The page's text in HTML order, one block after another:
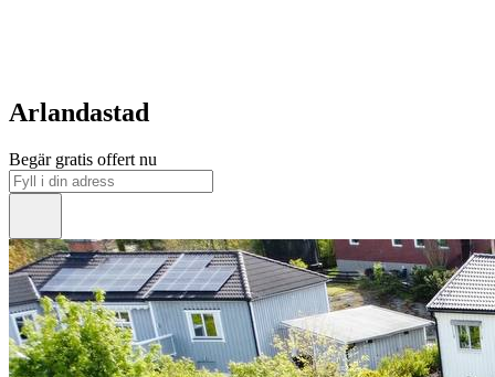
Arlandastad
Begär gratis offert nu